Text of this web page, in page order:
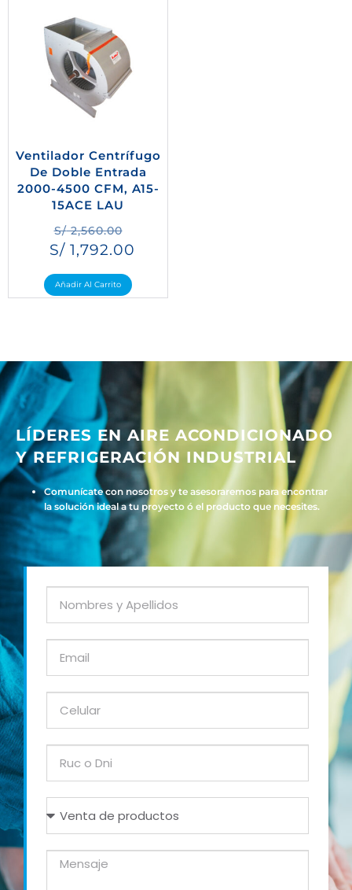
Ventilador Centrífugo
De Doble Entrada
2000-4500 CFM, A15-
15ACE LAU
S/2,560.00
S/ 1,792.00
Añadir Al Carrito
LÍDERES EN AIRE ACONDICIONADO
Y REFRIGERACIÓN INDUSTRIAL
Comunícate con nosotros y te asesoraremos para encontrar
la solución ideal a tu proyecto ó el producto que necesites.